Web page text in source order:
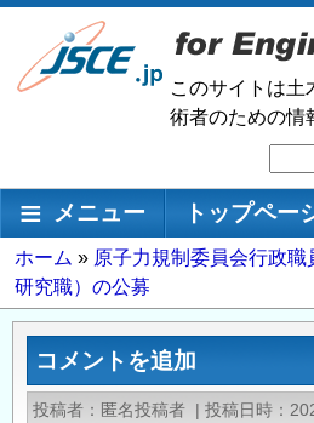
メ
ン
移
動
このサイトは土
術者のための情
索
メインナビゲーション
メニュー トップペー
パ
ン
く
ホーム
原子力規制委員会行政
研究職）の公募
コメントを追加
投稿者 匿名投稿者 | 投稿日時